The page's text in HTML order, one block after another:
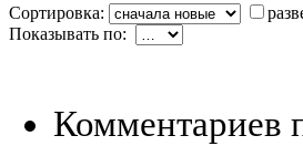
Сортировка:
Показывать по:
Комментариев